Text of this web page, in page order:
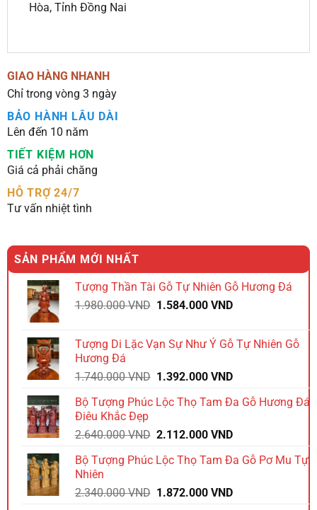
Hòa, Tỉnh Đồng Nai
GIAO HÀNG NHANH
Chỉ trong vòng 3 ngày
BẢO HÀNH LÂU DÀI
Lên đến 10 năm
TIẾT KIỆM HƠN
Giá cả phải chăng
HỖ TRỢ 24/7
Tư vấn nhiệt tình
SẢN PHẨM MỚI NHẤT
Tượng Thần Tài Gỗ Tự Nhiên Gỗ Hương Đá
1.980.000VND Giá
1.980.000 VND.
1.584.000VNDGiá
là:
Tượng Di Lặc Vạn Sự Như Ý Gỗ Tự Nhiên Gỗ
Hương Đá
1.740.000VND Giá
là:
1.392.000VNDGiá
tại
1.392.000 VND.
Bộ Tượng Phúc Lộc Thọ Tam Đa Gỗ Hương Đá
Điêu Khắc Đẹp
2.640.000VND Giá
là:
2.112.000VNDGiá
tại
2.112.000 VND.
Bộ Tượng Phúc Lộc Thọ Tam Đa Gỗ Pơ Mu Tự
Nhiên
2.340.000VND Giá
1.872.000VNDGiá